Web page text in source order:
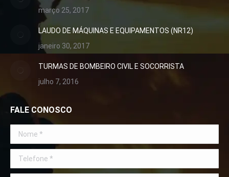
março 25, 2017
LAUDO DE MÁQUINAS E EQUIPAMENTOS (NR12)
janeiro 30, 2017
TURMAS DE BOMBEIRO CIVIL E SOCORRISTA
julho 7, 2016
FALE CONOSCO
Nome *
Telefone *